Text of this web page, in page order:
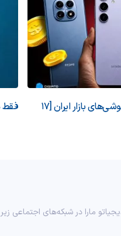
قیمت روز پرفروش‌ترین گوشی‌های بازار ایران [17
فقط
مارا در شبکه‌های اجتماعی